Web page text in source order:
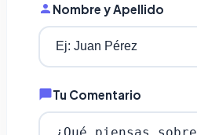
Nombre y Apellido
Tu Comentario